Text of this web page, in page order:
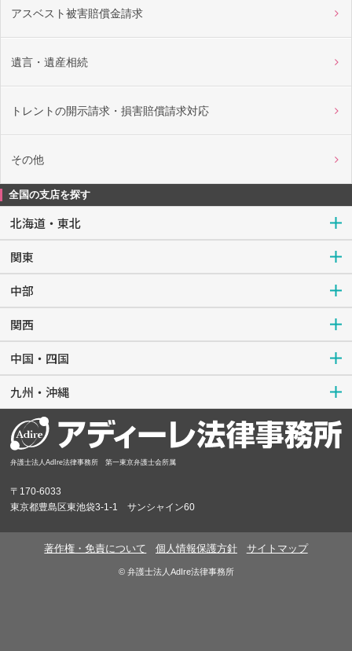
アスベスト被害賠償金請求
遺言・遺産相続
トレントの開示請求・損害賠償請求対応
その他
全国の支店を探す
北海道・東北
関東
中部
関西
中国・四国
九州・沖縄
弁護士法人AdIre法律事務所 第一東京弁護士会所属
〒170-6033
東京都豊島区東池袋3-1-1 サンシャイン60
著作権・免責について 個人情報保護方針 サイトマップ
© 弁護士法人AdIre法律事務所